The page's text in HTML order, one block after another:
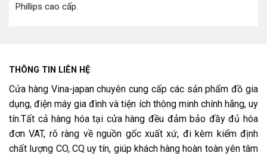
Phillips cao cấp.
THÔNG TIN LIÊN HỆ
Cửa hàng Vina-japan chuyên cung cấp các sản phẩm đồ gia
dụng, điện máy gia đình và tiện ích thông minh chính hãng, uy
tín.Tất cả hàng hóa tại cửa hàng đều đảm bảo đầy đủ hóa
đơn VAT, rõ ràng về nguồn gốc xuất xứ, đi kèm kiểm định
chất lượng CO, CQ uy tín, giúp khách hàng hoàn toàn yên tâm